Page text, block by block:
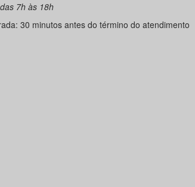
7h às 18h
30 minutos antes do término do atendimento